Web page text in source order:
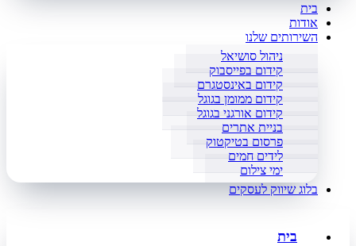
בית
אודות
השירותים שלנו
ניהול סושיאל
קידום בפייסבוק
קידום באינסטגרם
קידום ממומן בגוגל
קידום אורגני בגוגל
בניית אתרים
פרסום בטיקטוק
לידים חמים
ימי צילום
בלוג שיווק לעסקים
בית